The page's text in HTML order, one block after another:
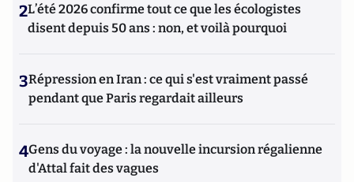
2L’été 2026 confirme tout ce que les écologistes
disent depuis 50 ans : non, et voilà pourquoi
3Répression en Iran : ce qui s'est vraiment passé
pendant que Paris regardait ailleurs
4Gens du voyage : la nouvelle incursion régalienne
d'Attal fait des vagues